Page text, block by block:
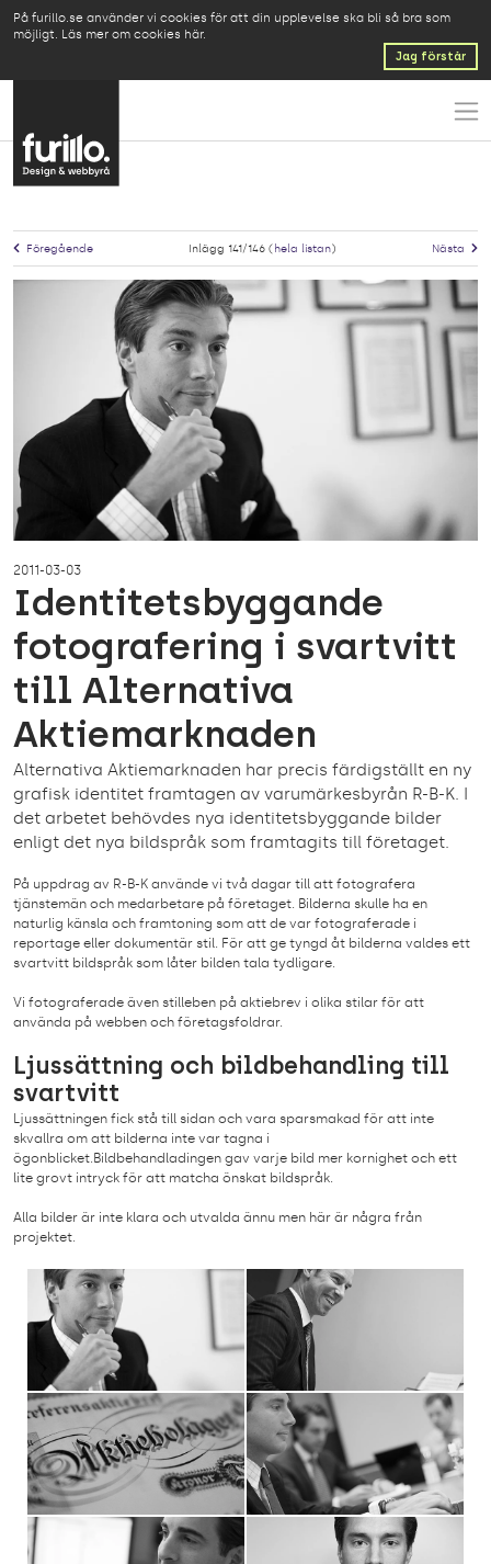
På furillo.se använder vi cookies för att din upplevelse ska bli så bra som
möjligt. Läs mer om cookies här.
Jag förstår
Föregående Inlägg 141/146 (hela listan) Nästa
2011-03-03
Identitetsbyggande
fotografering i svartvitt
till Alternativa
Aktiemarknaden
Alternativa Aktiemarknaden har precis färdigställt en ny
grafisk identitet framtagen av varumärkesbyrån R-B-K. I
det arbetet behövdes nya identitetsbyggande bilder
enligt det nya bildspråk som framtagits till företaget.
På uppdrag av R-B-K använde vi två dagar till att fotografera
tjänstemän och medarbetare på företaget. Bilderna skulle ha en
naturlig känsla och framtoning som att de var fotograferade i
reportage eller dokumentär stil. För att ge tyngd åt bilderna valdes ett
svartvitt bildspråk som låter bilden tala tydligare.
Vi fotograferade även stilleben på aktiebrev i olika stilar för att
använda på webben och företagsfoldrar.
Ljussättning och bildbehandling till
svartvitt
Ljussättningen fick stå till sidan och vara sparsmakad för att inte
skvallra om att bilderna inte var tagna i
ögonblicket.Bildbehandladingen gav varje bild mer kornighet och ett
lite grovt intryck för att matcha önskat bildspråk.
Alla bilder är inte klara och utvalda ännu men här är några från
projektet.